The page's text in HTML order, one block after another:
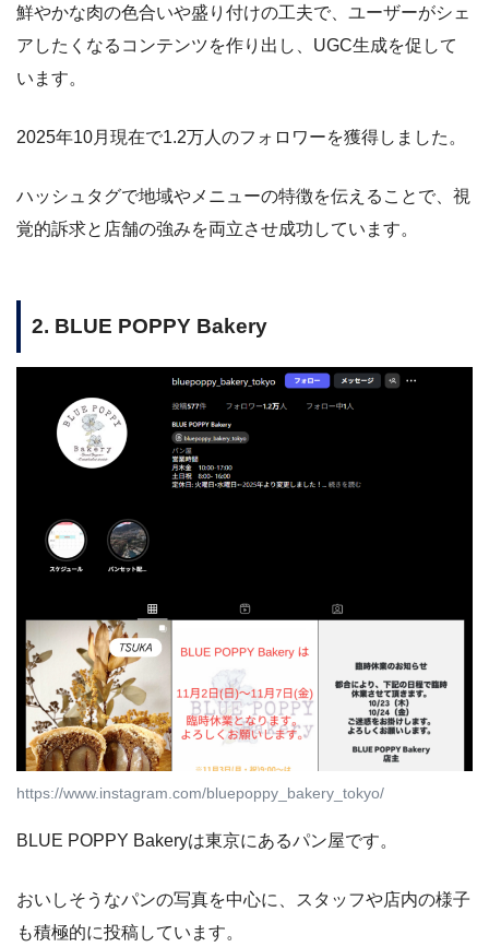
鮮やかな肉の色合いや盛り付けの工夫で、ユーザーがシェ
アしたくなるコンテンツを作り出し、UGC生成を促して
います。
2025年10月現在で1.2万人のフォロワーを獲得しました。
ハッシュタグで地域やメニューの特徴を伝えることで、視
覚的訴求と店舗の強みを両立させ成功しています。
2. BLUE POPPY Bakery
https://www.instagram.com/bluepoppy_bakery_tokyo/
BLUE POPPY Bakeryは東京にあるパン屋です。
おいしそうなパンの写真を中心に、スタッフや店内の様子
も積極的に投稿しています。